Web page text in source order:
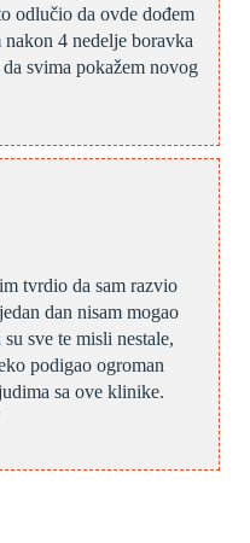
odlučio da ovde dođem
4 nedelje boravka
svima pokažem novog
tvrdio da sam razvio
dan nisam mogao
sve te misli nestale,
podigao ogroman
sa ove klinike.